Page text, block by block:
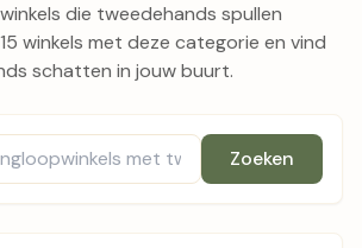
die tweedehands spullen
winkels met deze categorie en vind
schatten in jouw buurt.
Zoeken